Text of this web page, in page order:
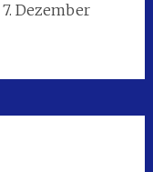
7. Dezember